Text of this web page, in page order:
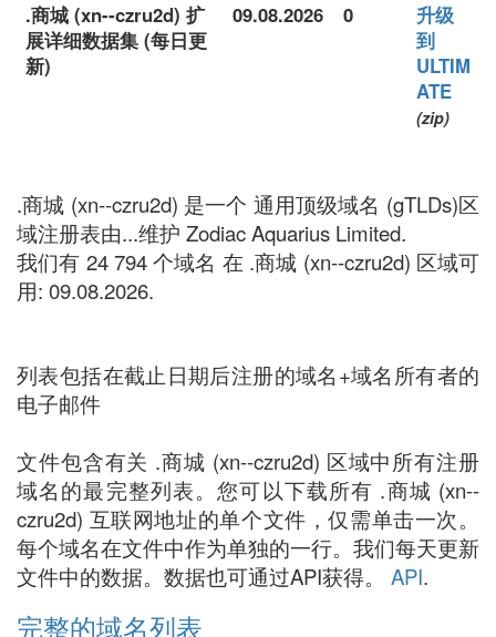
.商城 (xn--czru2d) 扩
展详细数据集 (每日更
新)
09.08.2026 0
升级
到
ULTIM
ATE
(zip)
.商城 (xn--czru2d) 是一个 通用顶级域名 (gTLDs)区
域注册表由...维护 Zodiac Aquarius Limited.
我们有 24 794 个域名 在 .商城 (xn--czru2d) 区域可
用: 09.08.2026.
列表包括在截止日期后注册的域名+域名所有者的
电子邮件
文件包含有关 .商城 (xn--czru2d) 区域中所有注册
域名的最完整列表。您可以下载所有 .商城 (xn--
czru2d) 互联网地址的单个文件，仅需单击一次。
每个域名在文件中作为单独的一行。我们每天更新
文件中的数据。数据也可通过API获得。 API.
完整的域名列表